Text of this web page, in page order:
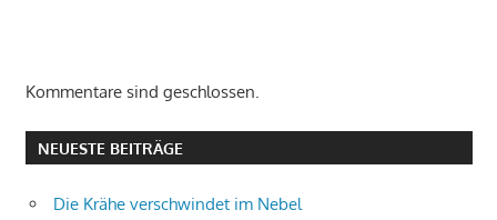
Kommentare sind geschlossen.
NEUESTE BEITRÄGE
Die Krähe verschwindet im Nebel